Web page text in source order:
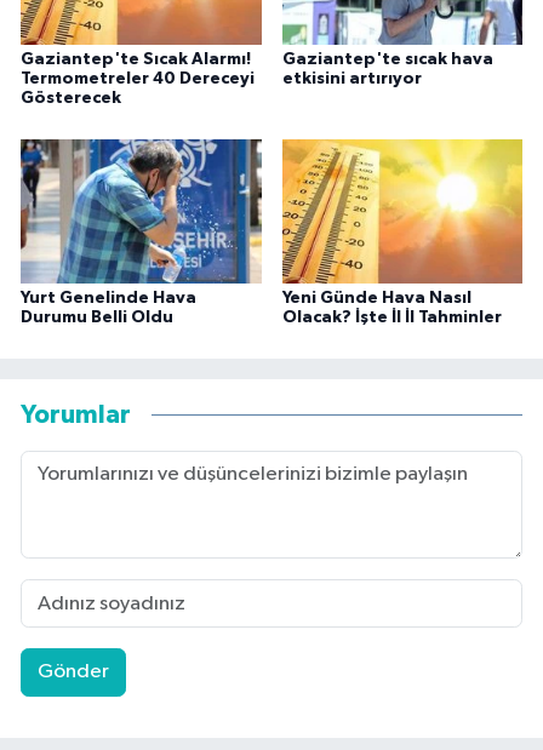
Gaziantep'te Sıcak Alarmı!
Termometreler 40 Dereceyi
Gösterecek
Gaziantep'te sıcak hava
etkisini artırıyor
Yurt Genelinde Hava
Durumu Belli Oldu
Yeni Günde Hava Nasıl
Olacak? İşte İl İl Tahminler
Yorumlar
Gönder